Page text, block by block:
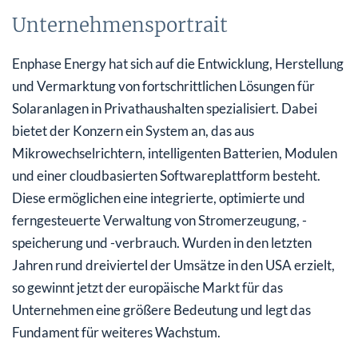
Unternehmensportrait
Enphase Energy hat sich auf die Entwicklung, Herstellung
und Vermarktung von fortschrittlichen Lösungen für
Solaranlagen in Privathaushalten spezialisiert. Dabei
bietet der Konzern ein System an, das aus
Mikrowechselrichtern, intelligenten Batterien, Modulen
und einer cloudbasierten Softwareplattform besteht.
Diese ermöglichen eine integrierte, optimierte und
ferngesteuerte Verwaltung von Stromerzeugung, -
speicherung und -verbrauch. Wurden in den letzten
Jahren rund dreiviertel der Umsätze in den USA erzielt,
so gewinnt jetzt der europäische Markt für das
Unternehmen eine größere Bedeutung und legt das
Fundament für weiteres Wachstum.